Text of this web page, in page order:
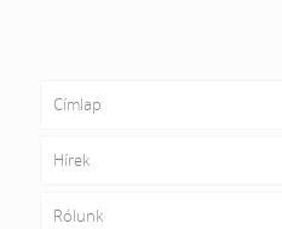
Címlap
Hírek
Rólunk